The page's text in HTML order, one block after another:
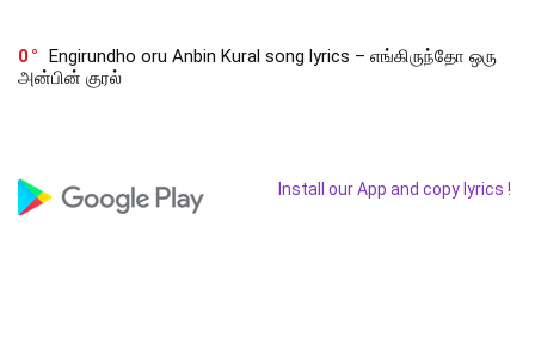
0
Engirundho oru Anbin Kural song lyrics – எங்கிருந்தோ ஒரு
அன்பின் குரல்
Install our App and copy lyrics !